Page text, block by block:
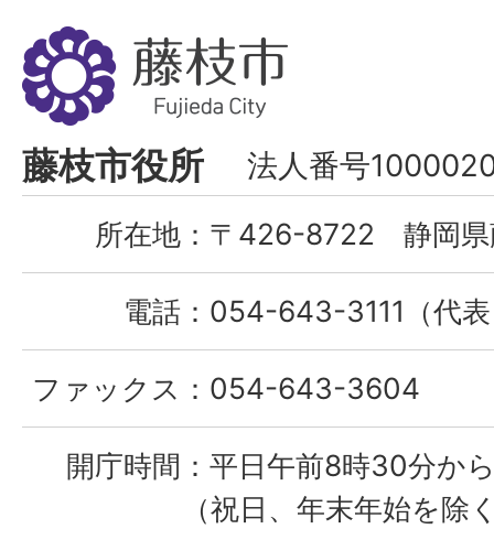
藤
枝
市
Fujieda
City
藤枝市役所 法人番号
所在地： 〒426-8722 静岡県
電話： 054-643-3111（代
ファックス： 054-643-3604
開庁時間： 平日午前8時30分か
（祝日、年末年始を除